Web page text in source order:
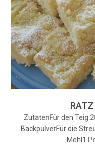
ZutatenFür den
BackpulverFür die
Mehl1